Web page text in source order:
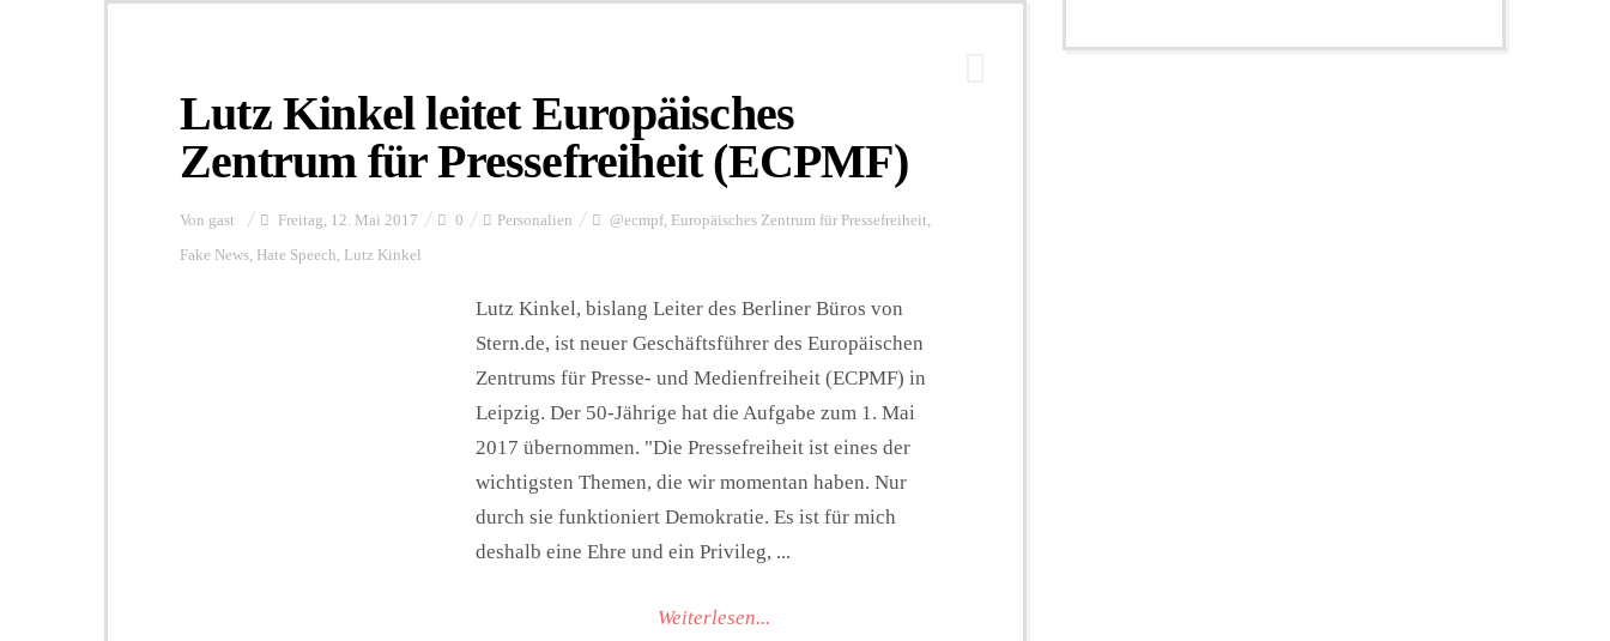
Lutz Kinkel leitet Europäisches
Zentrum für Pressefreiheit (ECPMF)
Von gast Freitag, 12. Mai 2017 0 Personalien @ecmpf, Europäisches Zentrum für Pressefreiheit,
Fake News, Hate Speech, Lutz Kinkel
Lutz Kinkel, bislang Leiter des Berliner Büros von
Stern.de, ist neuer Geschäftsführer des Europäischen
Zentrums für Presse- und Medienfreiheit (ECPMF) in
Leipzig. Der 50-Jährige hat die Aufgabe zum 1. Mai
2017 übernommen. "Die Pressefreiheit ist eines der
wichtigsten Themen, die wir momentan haben. Nur
durch sie funktioniert Demokratie. Es ist für mich
deshalb eine Ehre und ein Privileg, ...
Weiterlesen...